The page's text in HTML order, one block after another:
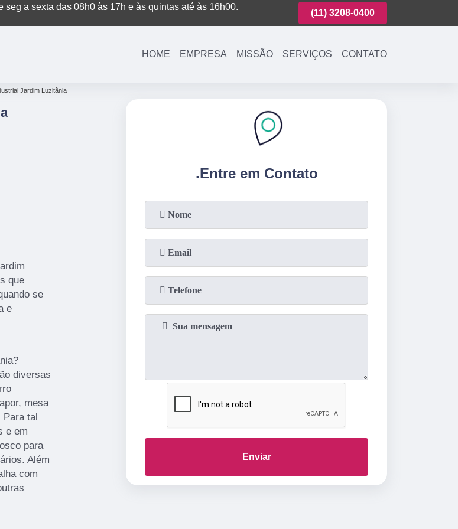
a sexta das 08h0 às 17h e às quintas até às 16h00.
(11)3221-7003 (11) 3208-0400 (11)3221-7003 (11) 3208-0400
HOME EMPRESA MISSÃO SERVIÇOS CONTATO
Jardim Luzitânia
que
se
e
diversas
mesa
Para tal
e em
para
Além
com
.Entre em Contato
Enviar